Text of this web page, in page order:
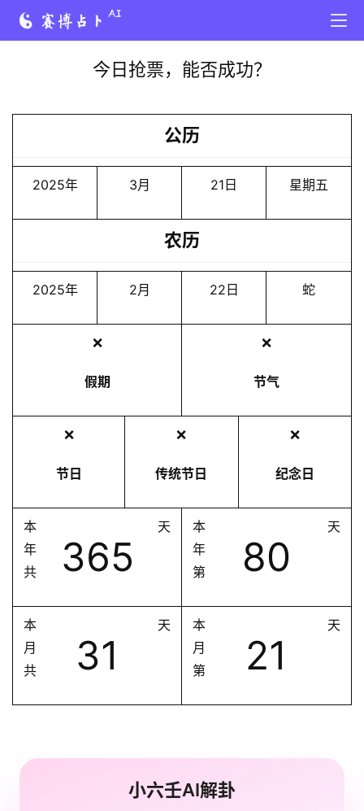
今日抢票，能否成功？
公历
2025年 3月 21日 星期五
农历
2025年 2月 22日 蛇
❌
假期
❌
节气
❌
节日
❌
传统节日
❌
纪念日
本
年
共
365
天
本
年
第
80
天
本
月
共
31
天
本
月
第
21
天
小六壬AI解卦